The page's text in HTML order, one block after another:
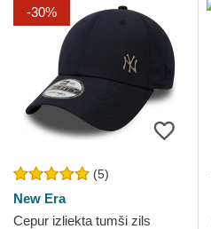
-30%
(5)
New Era
Cepur izliekta tumši zils